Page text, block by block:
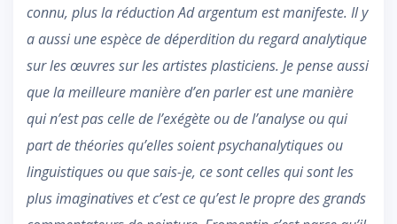
connu, plus la réduction Ad argentum est manifeste. Il y
a aussi une espèce de déperdition du regard analytique
sur les œuvres sur les artistes plasticiens. Je pense aussi
que la meilleure manière d’en parler est une manière
qui n’est pas celle de l’exégète ou de l’analyse ou qui
part de théories qu’elles soient psychanalytiques ou
linguistiques ou que sais-je, ce sont celles qui sont les
plus imaginatives et c’est ce qu’est le propre des grands